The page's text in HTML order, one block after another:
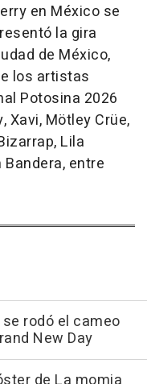
en México se
la gira
de México,
los artistas
Potosina 2026
Xavi, Mötley Crüe,
Lila
entre
rodó el cameo
New Day